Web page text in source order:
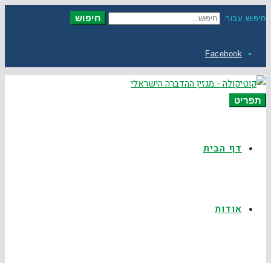
חיפוש עבור: חיפוש
Facebook
תפריט
דף הבית
אודות